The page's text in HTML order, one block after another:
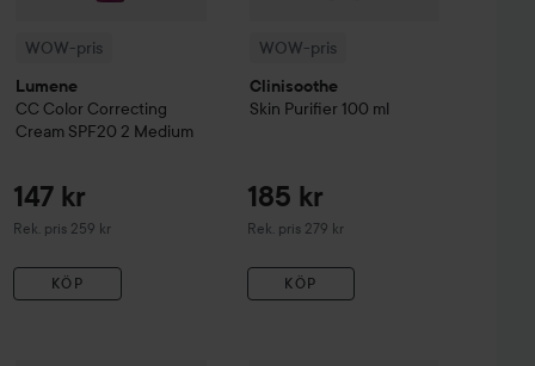
WOW-pris
Lumene
CC Color Correcting
Cream SPF20 2 Medium
147 kr
Rek. pris 259 kr
Rekommenderat pris 259 kr
KÖP
WOW-pris
Clinisoothe
Skin Purifier 100 ml
185 kr
Rek. pris 279 kr
Rekommenderat pris 279 kr
KÖP